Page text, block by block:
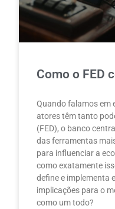
Como o FED
Quando falamos em
atores têm tanto
(FED), o banco
das ferramentas
para influenciar a
como exatamente
define e implementa
implicações para o
como um todo?